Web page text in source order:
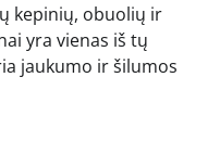
kepinių, obuolių ir
yra vienas iš tų
jaukumo ir šilumos